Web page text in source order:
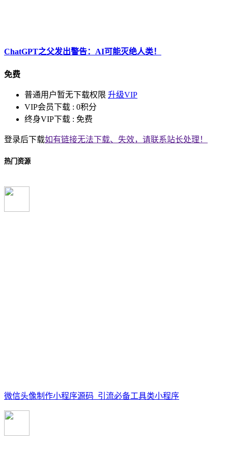
ChatGPT之父发出警告：AI可能灭绝人类！
免费
普通用户暂无下载权限 升级VIP
VIP会员下载 : 0积分
终身VIP下载 : 免费
登录后下载如有链接无法下载、失效，请联系站长处理！
热门资源
微信头像制作小程序源码_引流必备工具类小程序